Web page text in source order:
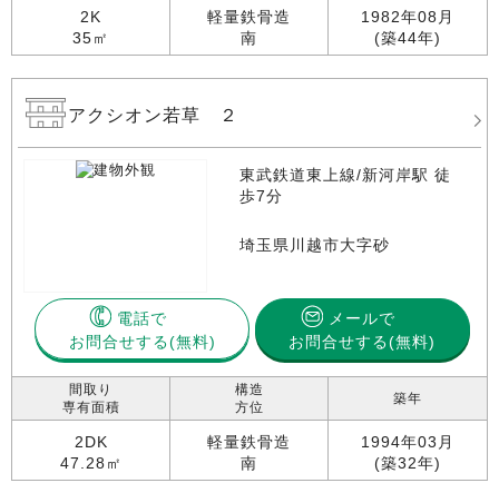
2K
35㎡
軽量鉄骨造
南
1982年08月
(築44年)
アクシオン若草 ２
東武鉄道東上線/新河岸駅 徒
歩7分
埼玉県川越市大字砂
電話で
お問合せする
メールで
お問合せする(無料)
間取り
専有面積
2DK
47.28㎡
構造
方位
軽量鉄骨造
南
築年
1994年03月
(築32年)